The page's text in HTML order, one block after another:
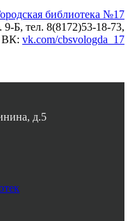
библиотека №17
9-Б, тел. 8(8172)53-18-73,
ВК: vk.com/cbsvologda_17
д.5